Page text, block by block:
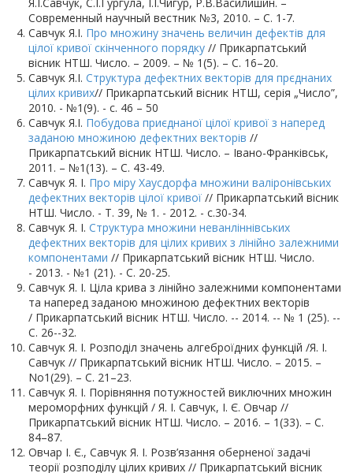
Современный научный вестник №3, 2010. – С. 1-7.
Савчук Я.І. Про множину значень величин дефектів для
цілої кривої скінченного порядку // Прикарпатський
вісник НТШ. Число. – 2009. – № 1(5). – С. 16–20.
Савчук Я.І. Структура дефектних векторів для прєднаних
цілих кривих// Прикарпатський вісник НТШ, серія „Число”,
2010. - №1(9). - с. 46 – 50
Савчук Я.І. Побудова приєднаної цілої кривої з наперед
заданою множиною дефектних векторів //
Прикарпатський вісник НТШ. Число. – Івано-Франківськ,
2011. – №1(13). – С. 43-49.
Савчук Я. І. Про міру Хаусдорфа множини валіронівських
дефектних векторів цілої кривої // Прикарпатський вісник
НТШ. Число. - Т. 39, № 1. - 2012. - с.30-34.
Савчук Я. І. Структура множини неванліннівських
дефектних векторів для цілих кривих з лінійно залежними
компонентами // Прикарпатський вісник НТШ. Число.
- 2013. - №1 (21). - С. 20-25.
Савчук Я. І. Ціла крива з лінійно залежними компонентами
та наперед заданою множиною дефектних векторів
/ Прикарпатський вісник НТШ. Число. -- 2014. -- № 1 (25). --
С. 26--32.
Савчук Я. І. Розподіл значень алгеброїдних функцій /Я. І.
Савчук // Прикарпатський вісник НТШ. Число. – 2015. –
No1(29). – С. 21–23.
Савчук Я. І. Порівняння потужностей виключних множин
мероморфних функцій / Я. І. Савчук, І. Є. Овчар //
Прикарпатський вісник НТШ. Число. – 2016. – 1(33). – С.
84–87.
Овчар І. Є., Савчук Я. І. Розв’язання оберненої задачі
теорії розподілу цілих кривих // Прикарпатський вісник